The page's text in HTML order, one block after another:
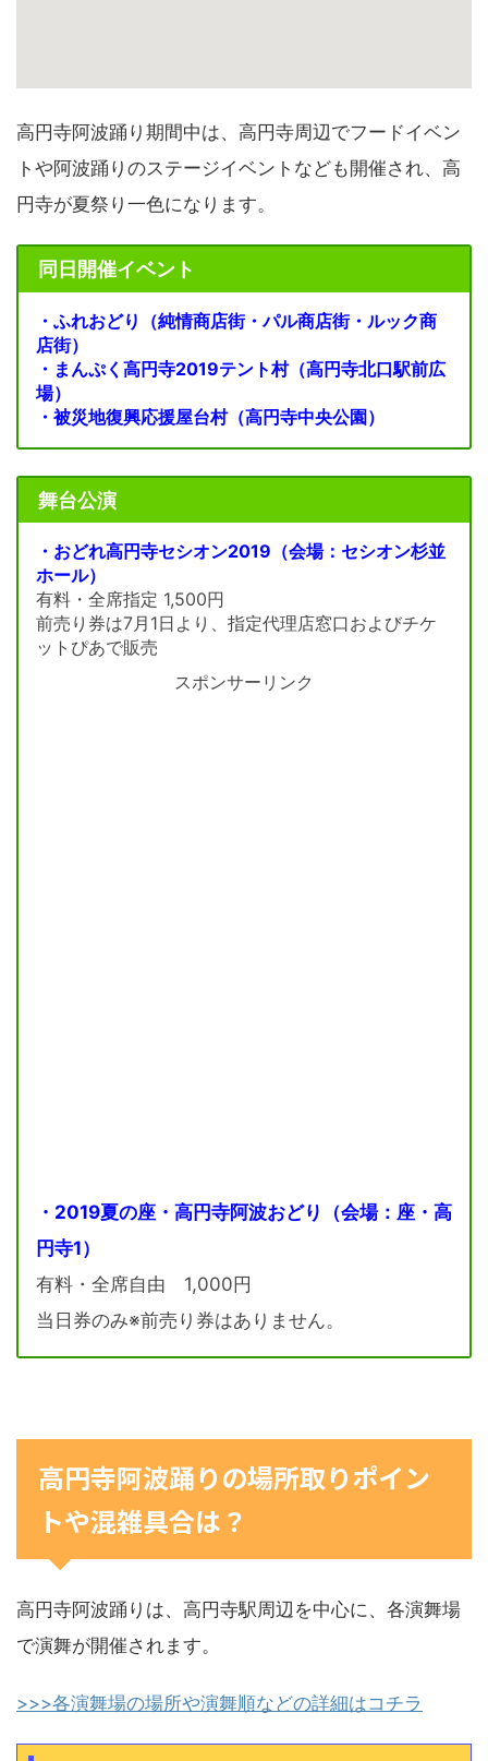
高円寺阿波踊り期間中は、高円寺周辺でフードイベン
トや阿波踊りのステージイベントなども開催され、高
円寺が夏祭り一色になります。
同日開催イベント
・ふれおどり（純情商店街・パル商店街・ルック商
店街）
・まんぷく高円寺2019テント村（高円寺北口駅前広
場）
・被災地復興応援屋台村（高円寺中央公園）
舞台公演
・おどれ高円寺セシオン2019（会場：セシオン杉並
ホール）
有料・全席指定 1,500円
前売り券は7月1日より、指定代理店窓口およびチケ
ットぴあで販売
スポンサーリンク
・2019夏の座・高円寺阿波おどり（会場：座・高
円寺1）
有料・全席自由 1,000円
当日券のみ※前売り券はありません。
高円寺阿波踊りの場所取りポイン
トや混雑具合は？
高円寺阿波踊りは、高円寺駅周辺を中心に、各演舞場
で演舞が開催されます。
>>>各演舞場の場所や演舞順などの詳細はコチラ